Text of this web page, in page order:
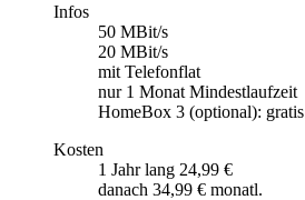
Infos
50 MBit/s
20 MBit/s
mit Telefonflat
nur 1 Monat Mindestlaufzeit
HomeBox 3 (optional): gratis
Kosten
1 Jahr lang 24,99 €
danach 34,99 € monatl.